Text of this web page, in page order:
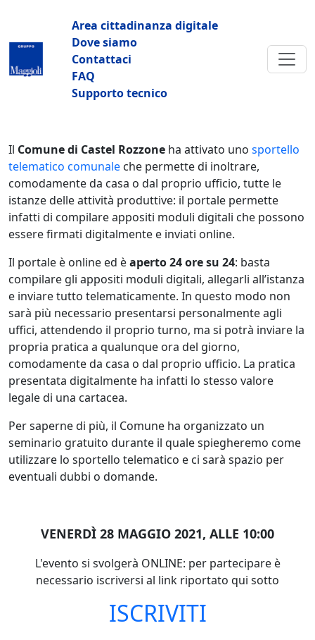
Navigazione principale
Area cittadinanza digitale
Dove siamo
Contattaci
FAQ
Supporto tecnico
Il Comune di Castel Rozzone ha attivato uno sportello
telematico comunale che permette di inoltrare,
comodamente da casa o dal proprio ufficio, tutte le
istanze delle attività produttive: il portale permette
infatti di compilare appositi moduli digitali che possono
essere firmati digitalmente e inviati online.
Il portale è online ed èaperto 24 ore su 24: basta
compilare gli appositi moduli digitali, allegarli all’istanza
e inviare tutto telematicamente. In questo modo non
sarà più necessario presentarsi personalmente agli
uffici, attendendo il proprio turno, ma si potrà inviare la
propria pratica a qualunque ora del giorno,
comodamente da casa o dal proprio ufficio. La pratica
presentata digitalmente ha infatti lo stesso valore
legale di una cartacea.
Per saperne di più, il Comune ha organizzato un
seminario gratuito durante il quale spiegheremo come
utilizzare lo sportello telematico e ci sarà spazio per
eventuali dubbi o domande.
VENERDÌ 28 MAGGIO 2021, ALLE 10:00
L'evento si svolgerà ONLINE: per partecipare è
necessario iscriversi al link riportato qui sotto
ISCRIVITI